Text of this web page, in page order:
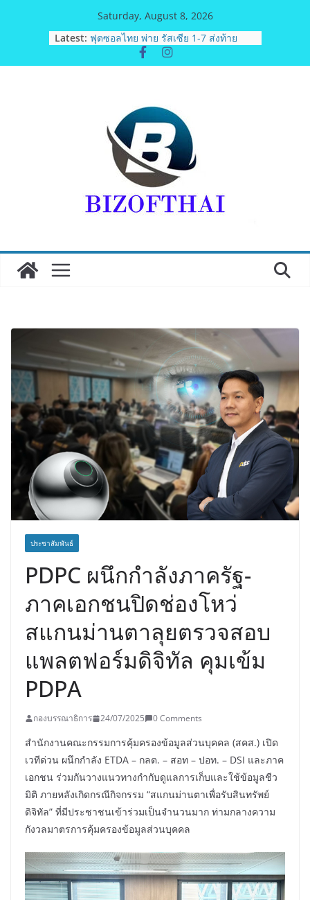
Saturday, August 8, 2026
Latest: มทร.กรุงเทพ โต้ข่าวเท็จยันดำเนินงาน
ตามธรรมาภิบาล แจงชัด MOU–
หลักสูตร–วีซ่าถูกต้องตามกฎหมาย พร้อม
รายการ คอนติเนนทัล ฟุตซอล
แชมเปี้ยนชิพ 2026
ททท. เดินหน้ารุกตลาด Corporate
Travel ดึงเอเย่นต์กว่า 52 บริษัท ทดสอบ
เส้นทางท่องเที่ยว Corporate ยกระดับ
ภาคตะวันออกสู่จุดหมายปลายทาง
คุณภาพ
ททท. ต้อนรับเที่ยวบินปฐมฤกษ์สายการ
บิน TransNusa Airlines เส้นทาง
ตอนบน
ประชาสัมพันธ์
PDPC ผนึกกำลังภาครัฐ-
ภาคเอกชนปิดช่องโหว่
สแกนม่านตาลุยตรวจสอบ
แพลตฟอร์มดิจิทัล คุมเข้ม
PDPA
กองบรรณาธิการ 24/07/2025 0 Comments
สำนักงานคณะกรรมการคุ้มครองข้อมูลส่วนบุคคล (สคส.) เปิด
เวทีด่วน ผนึกกำลัง ETDA – กลต. – สอท – ปอท. – DSI และภาค
เอกชน ร่วมกันวางแนวทางกำกับดูแลการเก็บและใช้ข้อมูลชีว
มิติ ภายหลังเกิดกรณีกิจกรรม “สแกนม่านตาเพื่อรับสินทรัพย์
ดิจิทัล” ที่มีประชาชนเข้าร่วมเป็นจำนวนมาก ท่ามกลางความ
กังวลมาตรการคุ้มครองข้อมูลส่วนบุคคล